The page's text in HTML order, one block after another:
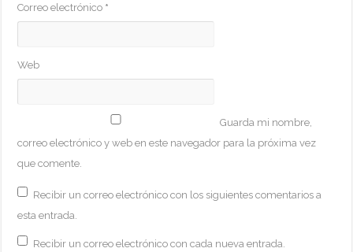
Correo electrónico *
Web
Guarda mi nombre,
correo electrónico y web en este navegador para la próxima vez
que comente.
Recibir un correo electrónico con los siguientes comentarios a
esta entrada.
Recibir un correo electrónico con cada nueva entrada.